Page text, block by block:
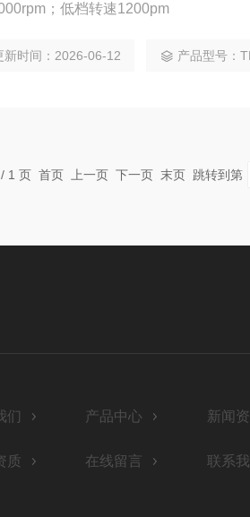
；低档转速1200pm
新时间：2026-06-12 产品型号：
/ 1 页 首页 上一页 下一页 末页 跳转到第
们 产品中心 新闻
质 在线留言 联系